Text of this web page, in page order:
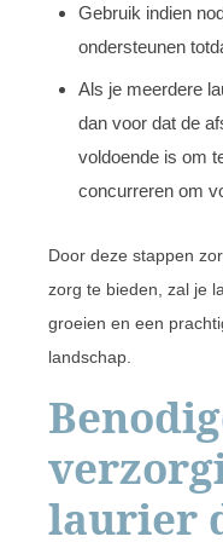
Gebruik indien
ondersteunen
Als je meerdere
dan voor dat de
voldoende is om
concurreren om
Door deze stappen
zorg te bieden, zal je
groeien en een
landschap.
laurier